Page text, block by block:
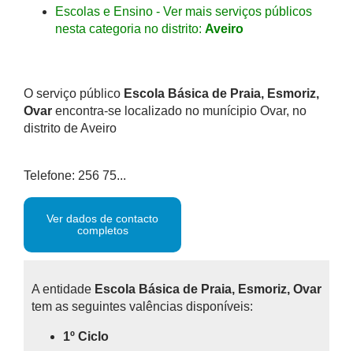
Escolas e Ensino - Ver mais serviços públicos
nesta categoria no distrito: Aveiro
O serviço público Escola Básica de Praia, Esmoriz,
Ovar encontra-se localizado no munícipio Ovar, no
distrito de Aveiro
Telefone: 256 75...
Ver dados de contacto
completos
A entidade Escola Básica de Praia, Esmoriz, Ovar
tem as seguintes valências disponíveis:
1º Ciclo